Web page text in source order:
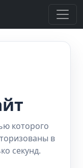
которого
в
секунд.